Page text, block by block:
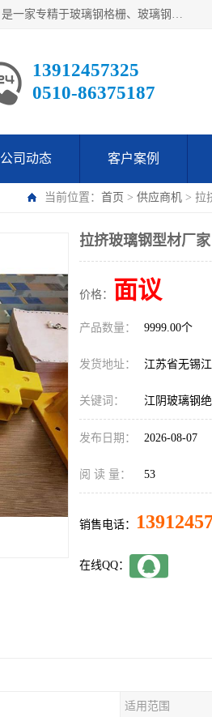
江阴市翔鼎复合材料有限公司,位于美丽富饶的中国经济百强县第一县级市的-江苏省江阴市，是一家专精于玻璃钢格栅、玻璃钢新材料,镀锌钢格板，机械设备生产制造及研发的科技型企业；公司产品已销往了世界多个国家和地区，公司人决心加倍努力愿与广大社会同仁精诚合作共创辉煌！
13912457325
0510-86375187
公司动态 客户案例
当前位置： 首页 > 供应商机 > 拉
拉挤玻璃钢型材厂
价格： 面议
产品数量： 9999.00个
发货地址： 江苏省无锡
关键词： 江阴玻璃钢
发布日期： 2026-08-07
阅 读 量： 53
销售电话：
在线QQ：
适用范围